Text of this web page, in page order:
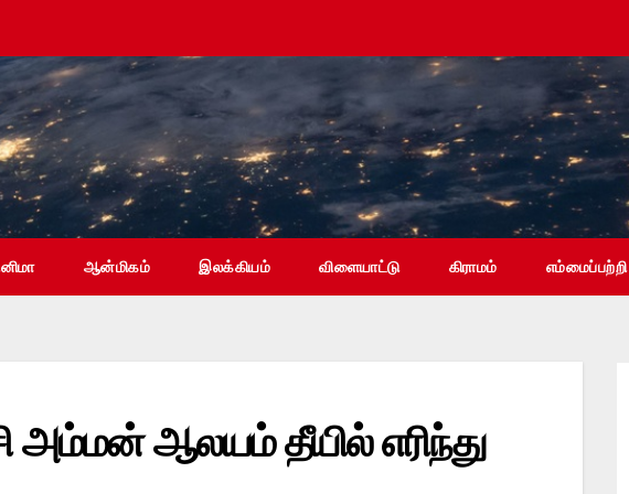
ஆன்மிகம் இலக்கியம் விளையாட்டு கிராமம் எம்மைப்பற்றி
அம்மன் ஆலயம் தீயில் எரிந்து